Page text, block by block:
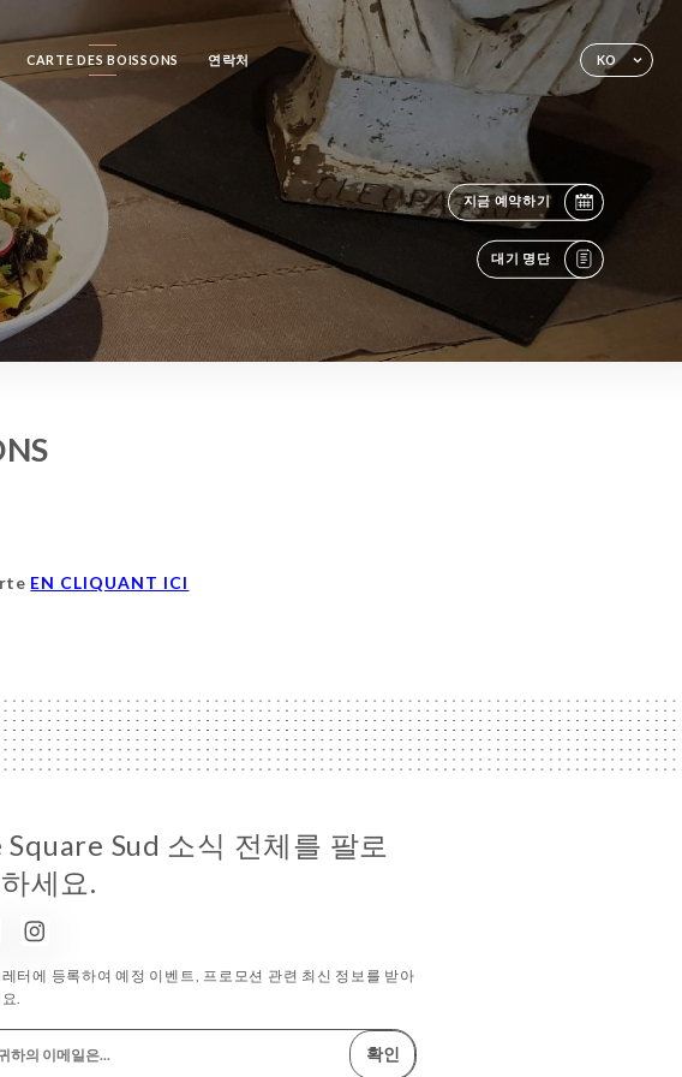
KO
CARTE DES BOISSONS 연락처
지금 예약하기
대기 명단
EN CLIQUANT ICI
Square Sud 소식 전체를 팔로
세요.
터에 등록하여 예정 이벤트, 프로모션 관련 최신 정보를 받아
.
확인